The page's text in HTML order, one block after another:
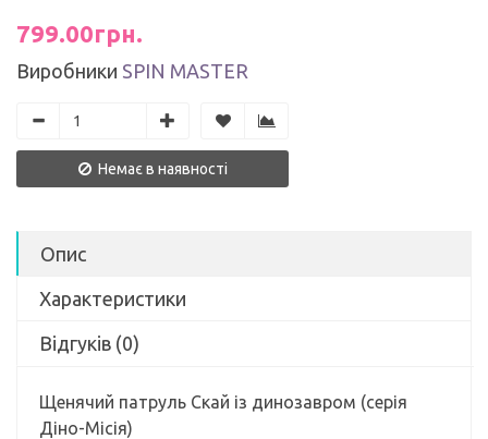
799.00грн.
Виробники SPIN MASTER
Немає в наявності
Опис
Характеристики
Відгуків (0)
Щенячий патруль Скай із динозавром (серія
Діно-Місія)